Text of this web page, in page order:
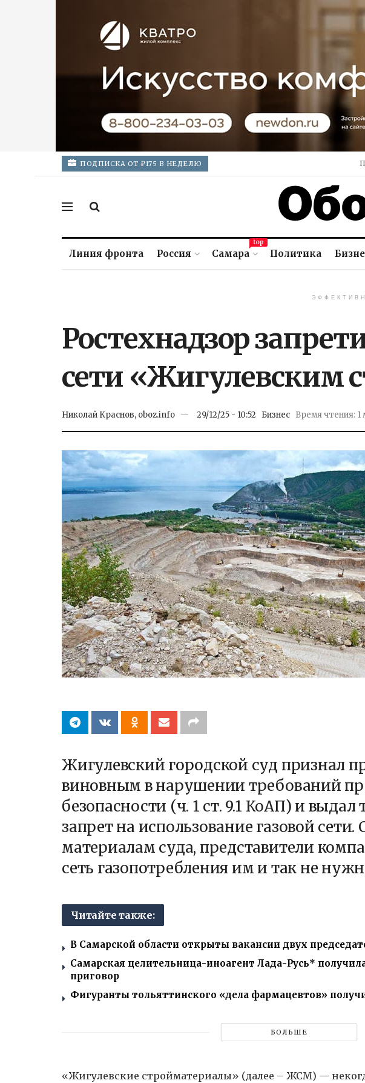
ПОДПИСКА ОТ ₽175 В НЕДЕЛЮ
Линия фронта Россия Самара
top
Политика
Ростехнадзор
сети «Жигулевским
Николай Краснов, oboz.info 29/12/25 - 10:52 Бизнес Время чтения: 1
Жигулевский городской суд признал
виновным в нарушении требований
безопасности (ч. 1 ст. 9.1 КоАП) и
запрет на использование газовой сети.
материалам суда, представители
сеть газопотребления им и так не
Читайте также:
В Самарской области открыты вакансии двух
Самарская целительница-иноагент Лада-Русь*
приговор
Фигуранты тольяттинского «дела фармацевтов»
БОЛЬШЕ
«Жигулевские стройматериалы» (далее – ЖСМ) —